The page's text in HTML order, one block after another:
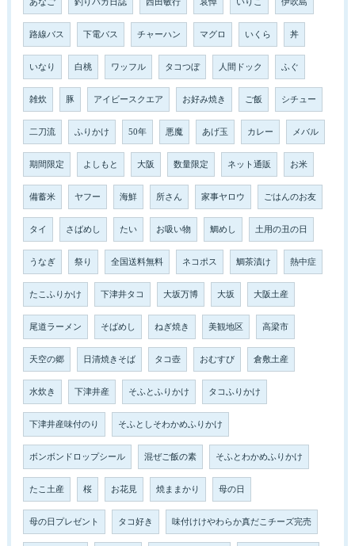
あなご 釣りバカ日誌 西田敏行 哀悼 いりこ 伊吹島
路線バス 下電バス チャーハン マグロ いくら 丼
いなり 白桃 ワッフル タコつぼ 人間ドック ふぐ
雑炊 豚 アイビースクエア お好み焼き ご飯 シチュー
二刀流 ふりかけ 50年 悪魔 あげ玉 カレー メバル
期間限定 よしもと 大阪 数量限定 ネット通販 お米
備蓄米 ヤフー 海鮮 所さん 家事ヤロウ ごはんのお友
タイ さばめし たい お吸い物 鯛めし 土用の丑の日
うなぎ 祭り 全国送料無料 ネコポス 鯛茶漬け 熱中症
たこふりかけ 下津井タコ 大坂万博 大坂 大阪土産
尾道ラーメン そばめし ねぎ焼き 美観地区 高梁市
天空の郷 日清焼きそば タコ壺 おむすび 倉敷土産
水炊き 下津井産 そふとふりかけ タコふりかけ
下津井産味付のり そふとしそわかめふりかけ
ボンボンドロップシール 混ぜご飯の素 そふとわかめふりかけ
たこ土産 桜 お花見 焼ままかり 母の日
母の日プレゼント タコ好き 味付けけやわらか真だこチーズ完売